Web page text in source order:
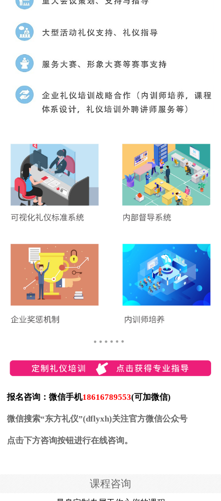
报名咨询：微信手机18616789553(可加微信)
微信搜索“东方礼仪”(dflyxh)关注官方微信公众号
点击下方咨询按钮进行在线咨询。
课程咨询